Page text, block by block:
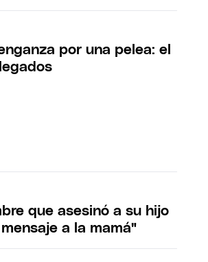
por una pelea: el
que asesinó a su hijo
a la mamá"